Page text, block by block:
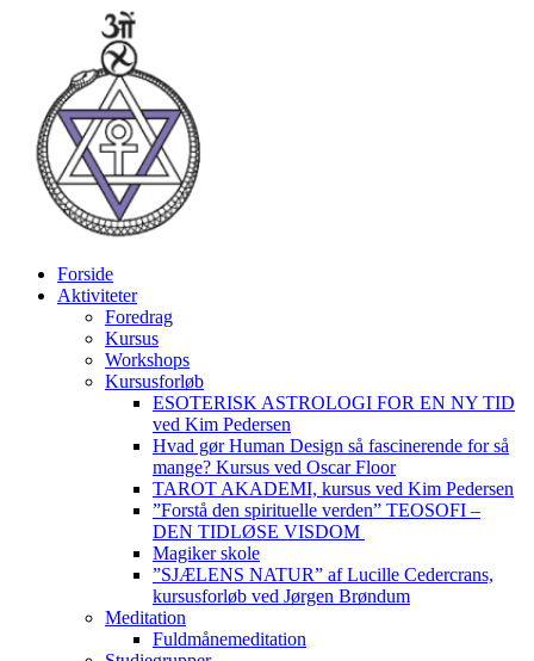
Forside
Aktiviteter
Foredrag
Kursus
Workshops
Kursusforløb
ESOTERISK ASTROLOGI FOR EN NY TID
ved Kim Pedersen
Hvad gør Human Design så fascinerende for så
mange? Kursus ved Oscar Floor
TAROT AKADEMI, kursus ved Kim Pedersen
”Forstå den spirituelle verden” TEOSOFI –
DEN TIDLØSE VISDOM
Magiker skole
”SJÆLENS NATUR” af Lucille Cedercrans,
kursusforløb ved Jørgen Brøndum
Meditation
Fuldmånemeditation